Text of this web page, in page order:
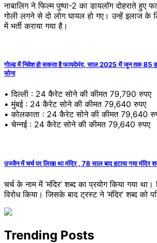
नाबालिग ने फिल्म पुष्पा-2 का डायलॉग दोहराते हुए
गोली लगने से दो लोग घायल हो गए। उन्हें इलाज के
में भर्ती कराया गया है।
गोल्ड में निवेश हो सकता है फायदेमंद, साल 2025 में जून तक 85
सोना
• दिल्ली : 24 कैरेट सोने की कीमत 79,790 रुपए
• मुंबई : 24 कैरेट सोने की कीमत 79,640 रुपए
• कोलकाता : 24 कैरेट सोने की कीमत 79,640
• चेन्नई : 24 कैरेट सोने की कीमत 79,640 रुपए
उज्जैन में चर्च पर लिखा था मंदिर , 78 साल बाद हटाया गया मंदिर
चर्च के नाम में ‘मंदिर’ शब्द का प्रयोग किया गया
विरोध किया। जिसके बाद ट्रस्ट ने ‘मंदिर’ शब्द को
Trending Posts